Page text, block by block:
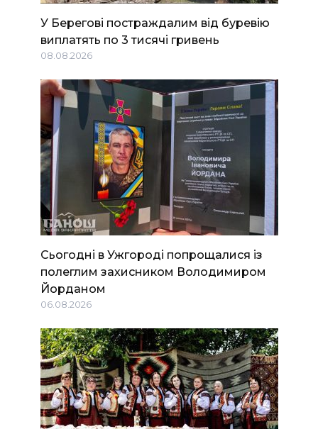
У Берегові постраждалим від буревію
виплатять по 3 тисячі гривень
08.08.2026
Сьогодні в Ужгороді попрощалися із
полеглим захисником Володимиром
Йорданом
06.08.2026